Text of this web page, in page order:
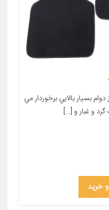
بسيار بالايي برخوردار مي
و غبار و […]
خرید